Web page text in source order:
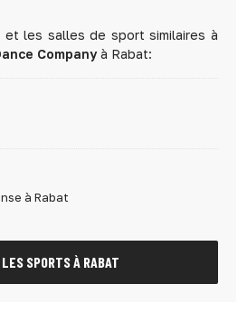
et les salles de sport similaires à
Companyà Rabat:
à Rabat
SPORTS À RABAT